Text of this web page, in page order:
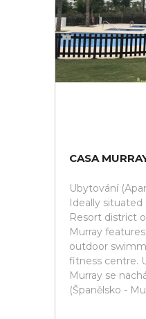
CASA
Ubytování
Ideally situated
Resort district
Murray
outdoor
fitness centre.
Murray se
(Španělsko -